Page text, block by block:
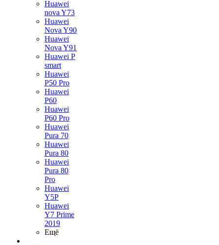
Huawei
nova Y73
Huawei
Nova Y90
Huawei
Nova Y91
Huawei P
smart
Huawei
P50 Pro
Huawei
P60
Huawei
P60 Pro
Huawei
Pura 70
Huawei
Pura 80
Huawei
Pura 80
Pro
Huawei
Y5P
Huawei
Y7 Prime
2019
Ещё